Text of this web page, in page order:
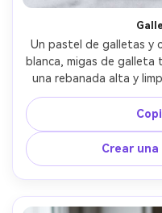
Un pastel de galletas y
blanca, migas de
una rebanada alta y
de galleta oscuros en
oscuro, luz de estudio
mm, f/3.5, imagen de
Crear